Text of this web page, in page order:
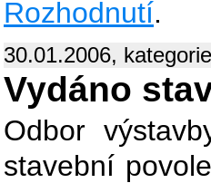
Rozhodnutí.
30.01.2006,
Vydáno
Odbor
stavební